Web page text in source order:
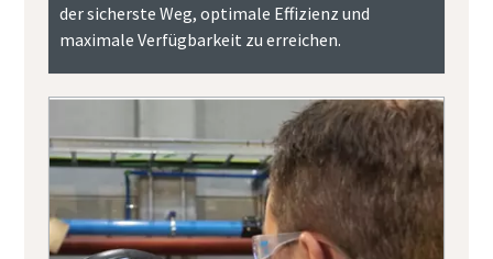
der sicherste Weg, optimale Effizienz und
maximale Verfügbarkeit zu erreichen.